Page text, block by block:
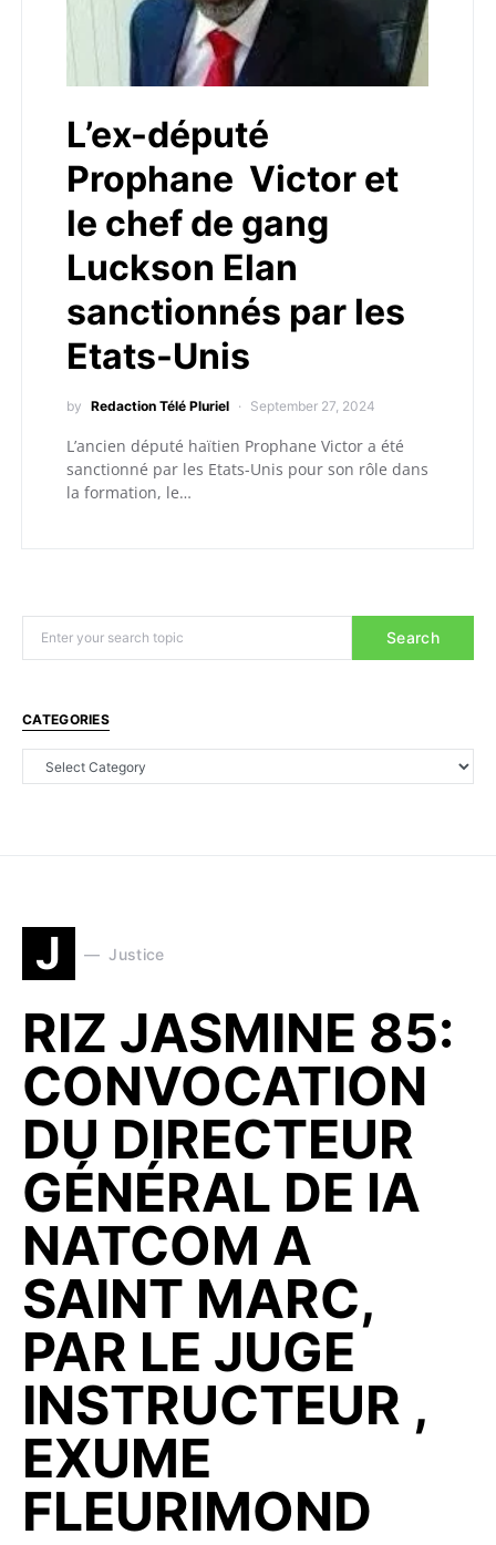
L’ex-député
Prophane Victor et
le chef de gang
Luckson Elan
sanctionnés par les
Etats-Unis
by Redaction Télé Pluriel September 27, 2024
L’ancien député haïtien Prophane Victor a été
sanctionné par les Etats-Unis pour son rôle dans
la formation, le…
Search
CATEGORIES
J Justice
RIZ JASMINE 85:
CONVOCATION
DU DIRECTEUR
GÉNÉRAL DE lA
NATCOM A
SAINT MARC,
PAR LE JUGE
INSTRUCTEUR ,
EXUME
FLEURIMOND